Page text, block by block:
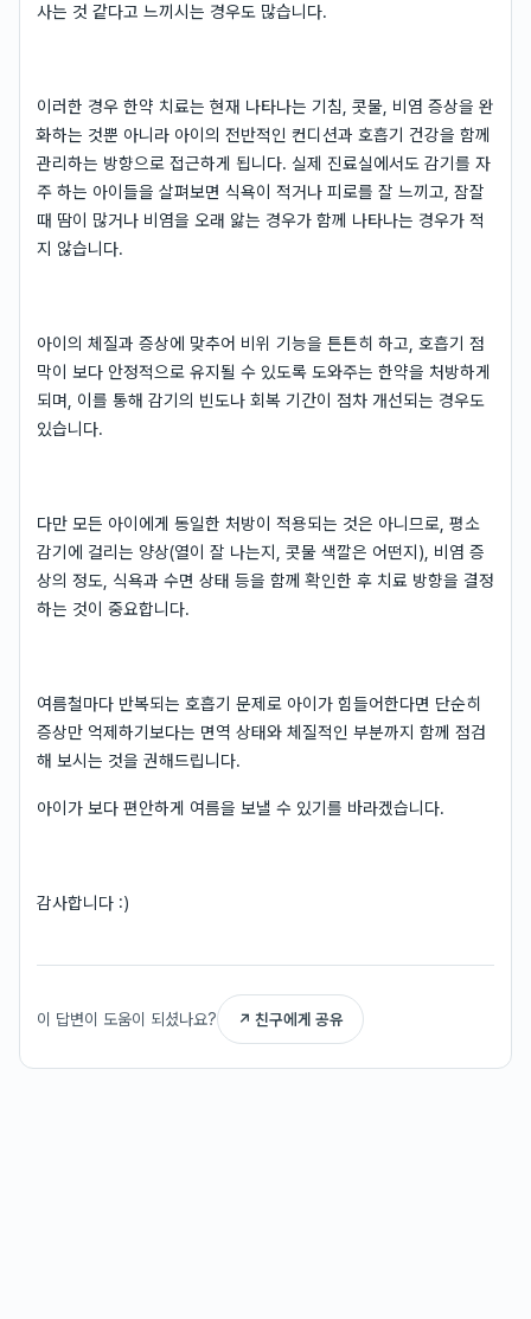
사는 것 같다고 느끼시는 경우도 많습니다.
이러한 경우 한약 치료는 현재 나타나는 기침, 콧물, 비염 증상을 완
화하는 것뿐 아니라 아이의 전반적인 컨디션과 호흡기 건강을 함께
관리하는 방향으로 접근하게 됩니다. 실제 진료실에서도 감기를 자
주 하는 아이들을 살펴보면 식욕이 적거나 피로를 잘 느끼고, 잠잘
때 땀이 많거나 비염을 오래 앓는 경우가 함께 나타나는 경우가 적
지 않습니다.
아이의 체질과 증상에 맞추어 비위 기능을 튼튼히 하고, 호흡기 점
막이 보다 안정적으로 유지될 수 있도록 도와주는 한약을 처방하게
되며, 이를 통해 감기의 빈도나 회복 기간이 점차 개선되는 경우도
있습니다.
다만 모든 아이에게 동일한 처방이 적용되는 것은 아니므로, 평소
감기에 걸리는 양상(열이 잘 나는지, 콧물 색깔은 어떤지), 비염 증
상의 정도, 식욕과 수면 상태 등을 함께 확인한 후 치료 방향을 결정
하는 것이 중요합니다.
여름철마다 반복되는 호흡기 문제로 아이가 힘들어한다면 단순히
증상만 억제하기보다는 면역 상태와 체질적인 부분까지 함께 점검
해 보시는 것을 권해드립니다.
아이가 보다 편안하게 여름을 보낼 수 있기를 바라겠습니다.
감사합니다 :)
이 답변이 도움이 되셨나요? ↗ 친구에게 공유